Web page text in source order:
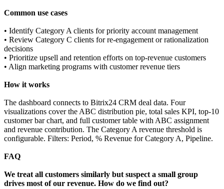
Common use cases
• Identify Category A clients for priority account management
• Review Category C clients for re-engagement or rationalization
decisions
• Prioritize upsell and retention efforts on top-revenue customers
• Align marketing programs with customer revenue tiers
How it works
The dashboard connects to Bitrix24 CRM deal data. Four
visualizations cover the ABC distribution pie, total sales KPI, top-10
customer bar chart, and full customer table with ABC assignment
and revenue contribution. The Category A revenue threshold is
configurable. Filters: Period, % Revenue for Category A, Pipeline.
FAQ
We treat all customers similarly but suspect a small group
drives most of our revenue. How do we find out?